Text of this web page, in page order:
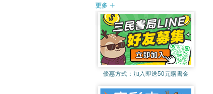
更多
優惠方式： 加入即送50元購書金